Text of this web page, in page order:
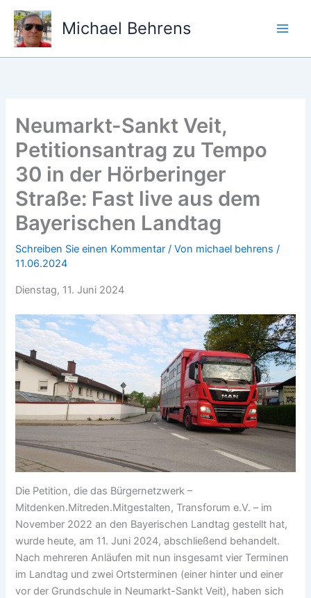
Zum
Inhalt
springen
Michael Behrens
Neumarkt-Sankt Veit,
Petitionsantrag zu Tempo
30 in der Hörberinger
Straße: Fast live aus dem
Bayerischen Landtag
Schreiben Sie einen Kommentar / Von michael behrens/
11.06.2024
Dienstag, 11. Juni 2024
Die Petition, die das Bürgernetzwerk –
Mitdenken.Mitreden.Mitgestalten, Transforum e.V. – im
November 2022 an den Bayerischen Landtag gestellt hat,
wurde heute, am 11. Juni 2024, abschließend behandelt.
Nach mehreren Anläufen mit nun insgesamt vier Terminen
im Landtag und zwei Ortsterminen (einer hinter und einer
vor der Grundschule in Neumarkt-Sankt Veit), haben sich